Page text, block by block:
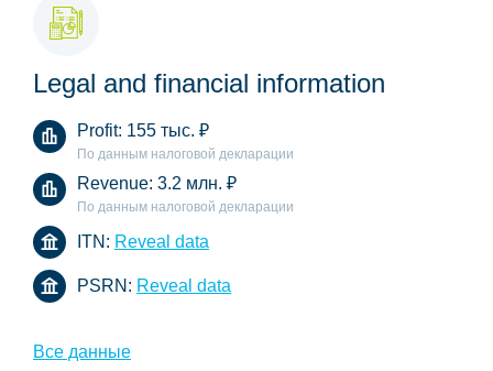
Legal and financial information
Profit: 155 тыс. ₽
По данным налоговой декларации
Revenue: 3.2 млн. ₽
По данным налоговой декларации
ITN: Reveal data
PSRN: Reveal data
Все данные